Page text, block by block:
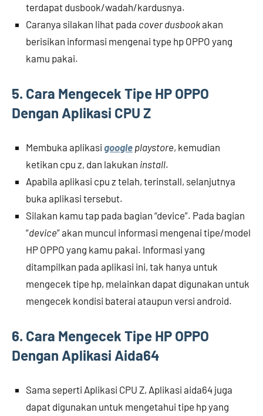
terdapat dusbook/wadah/kardusnya.
Caranya silakan lihat pada cover dusbookakan
berisikan informasi mengenai type hp OPPO yang
kamu pakai.
5. Cara Mengecek Tipe HP OPPO
Dengan Aplikasi CPU Z
Membuka aplikasi google playstore, kemudian
ketikan cpu z, dan lakukan install.
Apabila aplikasi cpu z telah, terinstall, selanjutnya
buka aplikasi tersebut.
Silakan kamu tap pada bagian “device”. Pada bagian
“device” akan muncul informasi mengenai tipe/model
HP OPPO yang kamu pakai. Informasi yang
ditampilkan pada aplikasi ini, tak hanya untuk
mengecek tipe hp, melainkan dapat digunakan untuk
mengecek kondisi baterai ataupun versi android.
6. Cara Mengecek Tipe HP OPPO
Dengan Aplikasi Aida64
Sama seperti Aplikasi CPU Z, Aplikasi aida64 juga
dapat digunakan untuk mengetahui tipe hp yang